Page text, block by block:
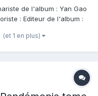
de l'album : Yan Gao
: Editeur de l'album :
sa nouvelle vie
(et 1 en plus)